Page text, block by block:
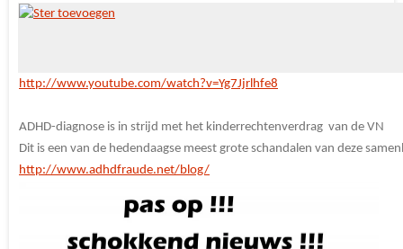
http://www.youtube.com/watch?v=Yg7Jjrlhfe8
ADHD-diagnose is in strijd met het kinderrechtenverdrag van de VN
Dit is een van de hedendaagse meest grote schandalen van deze
http://www.adhdfraude.net/blog/